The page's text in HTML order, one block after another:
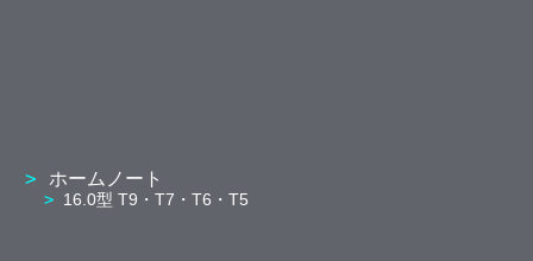
ホームノート
16.0型 T9・T7・T6・T5